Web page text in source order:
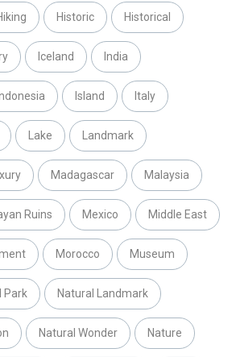
Historic Historical
Iceland India
Island Italy
Lake Landmark
Madagascar Malaysia
Ruins Mexico Middle East
Morocco Museum
Park Natural Landmark
Natural Wonder Nature